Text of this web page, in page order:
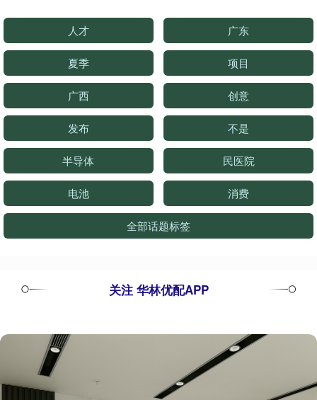
人才 广东
夏季 项目
广西 创意
发布 不是
半导体 民医院
电池 消费
全部话题标签
关注 华林优配APP